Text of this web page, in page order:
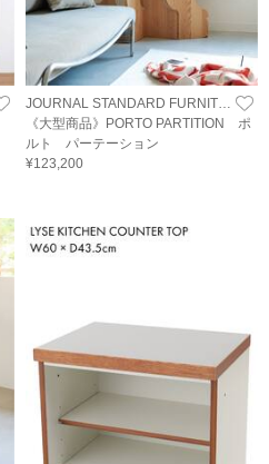
《大型商品》PORTO PARTITION ポ
ルト パーテーション
¥123,200